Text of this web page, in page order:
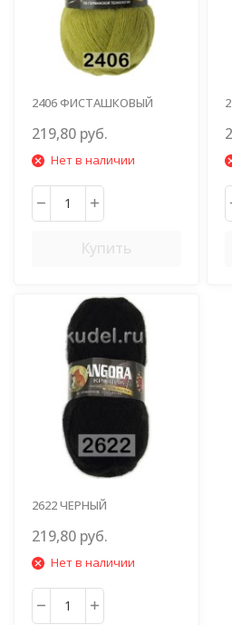
2406 ФИСТАШКОВЫЙ
219,80 руб.
Нет в наличии
Купить
2622 ЧЕРНЫЙ
219,80 руб.
Нет в наличии